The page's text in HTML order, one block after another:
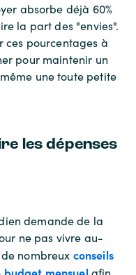
absorbe déjà 60%
la part des "envies".
ces pourcentages à
pour maintenir un
une toute petite
les dépenses
demande de la
ne pas vivre au-
nombreux conseils
mensuel